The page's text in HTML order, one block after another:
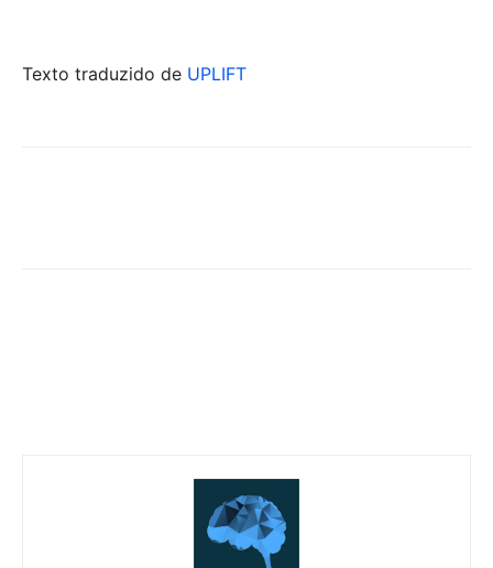
Texto traduzido de UPLIFT